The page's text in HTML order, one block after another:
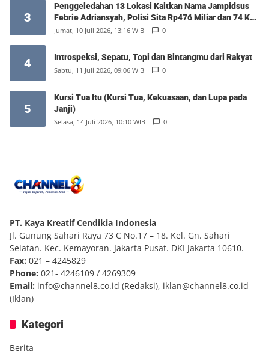
3
Penggeledahan 13 Lokasi Kaitkan Nama Jampidsus
Febrie Adriansyah, Polisi Sita Rp476 Miliar dan 74 Kg
Emas
Jumat, 10 Juli 2026, 13:16 WIB 0
4 Introspeksi, Sepatu, Topi dan Bintangmu dari Rakyat
Sabtu, 11 Juli 2026, 09:06 WIB 0
5
Kursi Tua Itu (Kursi Tua, Kekuasaan, dan Lupa pada
Janji)
Selasa, 14 Juli 2026, 10:10 WIB 0
PT. Kaya Kreatif Cendikia Indonesia
Jl. Gunung Sahari Raya 73 C No.17 – 18. Kel. Gn. Sahari
Selatan. Kec. Kemayoran. Jakarta Pusat. DKI Jakarta 10610.
Fax: 021 – 4245829
Phone: 021- 4246109 / 4269309
Email: info@channel8.co.id (Redaksi), iklan@channel8.co.id
(Iklan)
Kategori
Berita